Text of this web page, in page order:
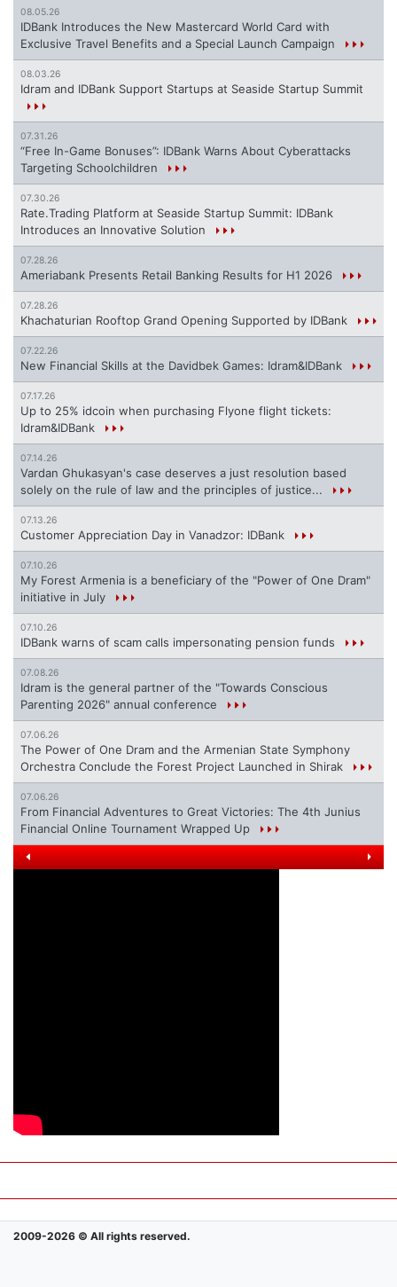
08.05.26
IDBank Introduces the New Mastercard World Card with
Exclusive Travel Benefits and a Special Launch Campaign
08.03.26
Idram and IDBank Support Startups at Seaside Startup Summit
07.31.26
“Free In-Game Bonuses”: IDBank Warns About Cyberattacks
Targeting Schoolchildren
07.30.26
Rate.Trading Platform at Seaside Startup Summit: IDBank
Introduces an Innovative Solution
07.28.26
Ameriabank Presents Retail Banking Results for H1 2026
07.28.26
Khachaturian Rooftop Grand Opening Supported by IDBank
07.22.26
New Financial Skills at the Davidbek Games: Idram&IDBank
07.17.26
Up to 25% idcoin when purchasing Flyone flight tickets:
Idram&IDBank
07.14.26
Vardan Ghukasyan's case deserves a just resolution based
solely on the rule of law and the principles of justice...
07.13.26
Customer Appreciation Day in Vanadzor: IDBank
07.10.26
My Forest Armenia is a beneficiary of the "Power of One Dram"
initiative in July
07.10.26
IDBank warns of scam calls impersonating pension funds
07.08.26
Idram is the general partner of the "Towards Conscious
Parenting 2026" annual conference
07.06.26
The Power of One Dram and the Armenian State Symphony
Orchestra Conclude the Forest Project Launched in Shirak
07.06.26
From Financial Adventures to Great Victories: The 4th Junius
Financial Online Tournament Wrapped Up
2009-2026 © All rights reserved.